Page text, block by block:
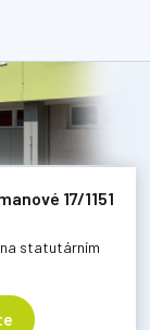
17/1151
statutárním